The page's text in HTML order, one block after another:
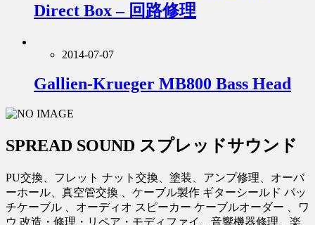
Direct Box – 回路修理
2014-07-07
Gallien-Krueger MB800 Bass Head
SPREAD SOUND スプレッドサウンド
PU交換、フレット ナット交換、塗装、アンプ修理、オーバ
ーホール、真空管交換 、ケーブル製作 ギターシールド パッ
チケーブル 、オーディオ スピーカー ケーブルオーダー 、ワ
ウ 改造・修理・リペア・モディファイ、音響機器修理、楽